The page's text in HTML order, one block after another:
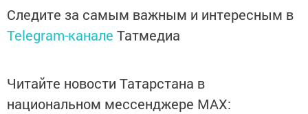
Следите за самым важным и интересным в
Telegram-канале Татмедиа
Читайте новости Татарстана в
национальном мессенджере MАХ: